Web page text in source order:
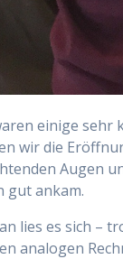
einige sehr
wir die
Augen
gut ankam.
lies es sich –
analogen